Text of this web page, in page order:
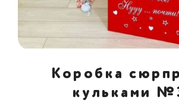
Коробка
кульками